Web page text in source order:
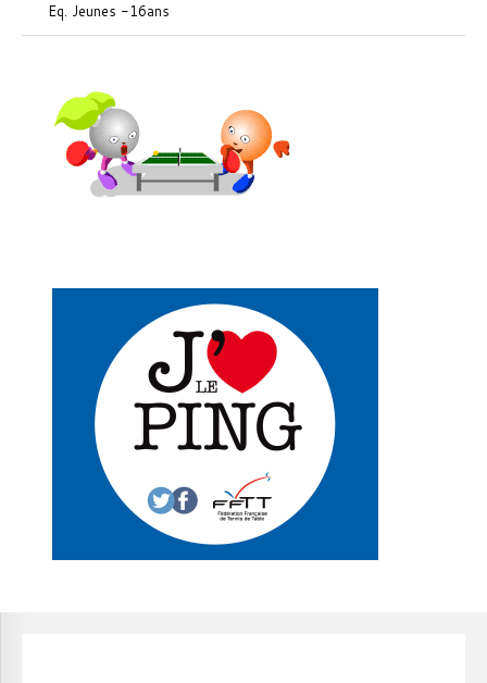
Eq. Jeunes -16ans